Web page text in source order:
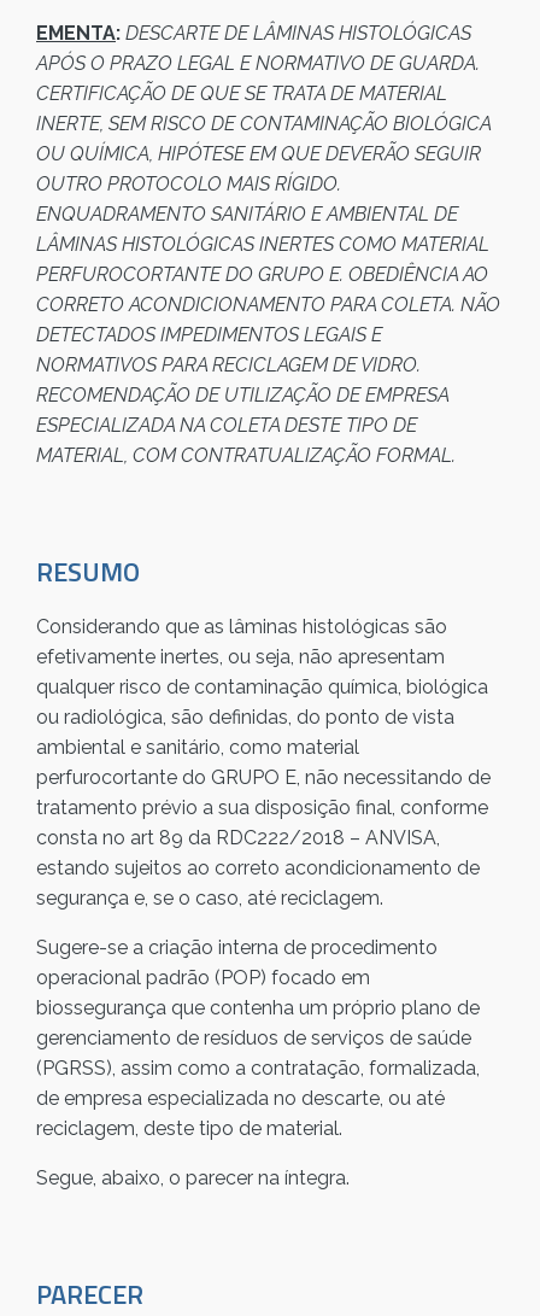
EMENTA: DESCARTE DE LÂMINAS HISTOLÓGICAS
APÓS O PRAZO LEGAL E NORMATIVO DE GUARDA.
CERTIFICAÇÃO DE QUE SE TRATA DE MATERIAL
INERTE, SEM RISCO DE CONTAMINAÇÃO BIOLÓGICA
OU QUÍMICA, HIPÓTESE EM QUE DEVERÃO SEGUIR
OUTRO PROTOCOLO MAIS RÍGIDO.
ENQUADRAMENTO SANITÁRIO E AMBIENTAL DE
LÂMINAS HISTOLÓGICAS INERTES COMO MATERIAL
PERFUROCORTANTE DO GRUPO E. OBEDIÊNCIA AO
CORRETO ACONDICIONAMENTO PARA COLETA. NÃO
DETECTADOS IMPEDIMENTOS LEGAIS E
NORMATIVOS PARA RECICLAGEM DE VIDRO.
RECOMENDAÇÃO DE UTILIZAÇÃO DE EMPRESA
ESPECIALIZADA NA COLETA DESTE TIPO DE
MATERIAL, COM CONTRATUALIZAÇÃO FORMAL.
RESUMO
Considerando que as lâminas histológicas são
efetivamente inertes, ou seja, não apresentam
qualquer risco de contaminação química, biológica
ou radiológica, são definidas, do ponto de vista
ambiental e sanitário, como material
perfurocortante do GRUPO E, não necessitando de
tratamento prévio a sua disposição final, conforme
consta no art 89 da RDC222/2018 – ANVISA,
estando sujeitos ao correto acondicionamento de
segurança e, se o caso, até reciclagem.
Sugere-se a criação interna de procedimento
operacional padrão (POP) focado em
biossegurança que contenha um próprio plano de
gerenciamento de resíduos de serviços de saúde
(PGRSS), assim como a contratação, formalizada,
de empresa especializada no descarte, ou até
reciclagem, deste tipo de material.
Segue, abaixo, o parecer na íntegra.
PARECER